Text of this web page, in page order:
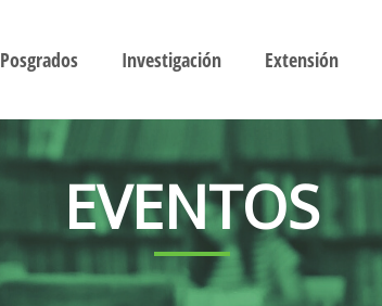
Posgrados Investigación Extensión
EVENTOS